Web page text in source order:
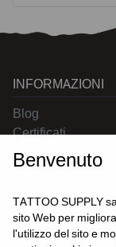
INFORMAZIONI
Blog
Certificati
Contatti
Benvenuto
TATTOO SUPPLY
sito Web per
l'utilizzo del sito e